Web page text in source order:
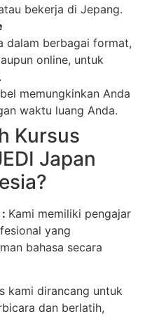
bekerja di Jepang.
dalam berbagai format,
online, untuk
memungkinkan Anda
waktu luang Anda.
Kursus
Japan
Kami memiliki pengajar
yang
bahasa secara
kami dirancang untuk
dan berlatih,